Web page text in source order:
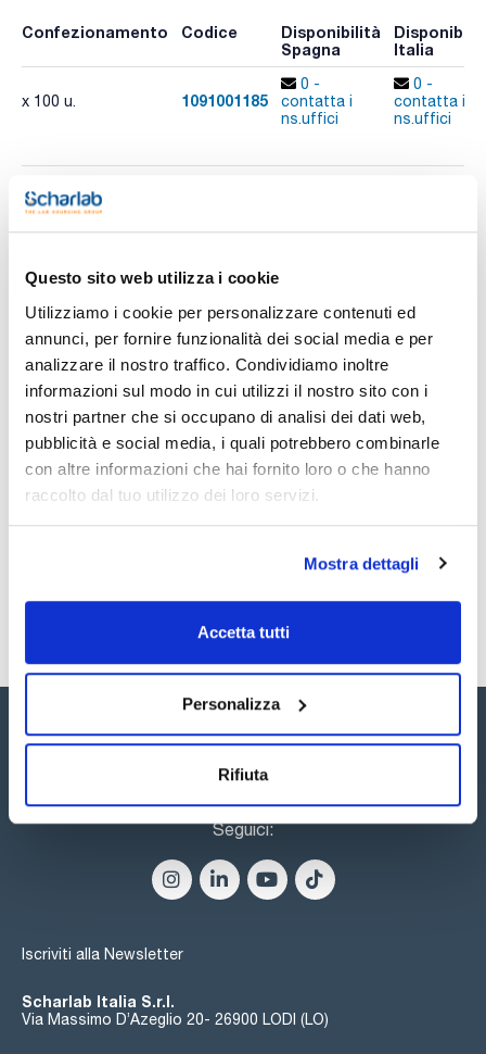
Questo sito web utilizza i cookie
Utilizziamo i cookie per personalizzare contenuti ed
annunci, per fornire funzionalità dei social media e per
analizzare il nostro traffico. Condividiamo inoltre
informazioni sul modo in cui utilizzi il nostro sito con i
nostri partner che si occupano di analisi dei dati web,
pubblicità e social media, i quali potrebbero combinarle
con altre informazioni che hai fornito loro o che hanno
raccolto dal tuo utilizzo dei loro servizi.
Mostra dettagli
Accetta tutti
Personalizza
Rifiuta
Confezionamento Codice
Disponibilità
Spagna
Italia
x 100 u. 1091001185
0 -
contatta i
ns.uffici
0 -
contatta i
ns.uffici
Stampa pagina prodotto
Caratteristiche
Particle retention in liquid (μm) : 11
Pack (u.) : 100
Dischi di carta piana per analisi quantitativa e determinazione
del contenuto del campione.
Vedi di più
Documentazione tecnica
TDS / Scheda tecnica
Registrati per i download
COA
Registrati per i download
Seguici:
Iscriviti alla Newsletter
Scharlab Italia S.r.l.
Via Massimo D’Azeglio 20- 26900 LODI (LO)